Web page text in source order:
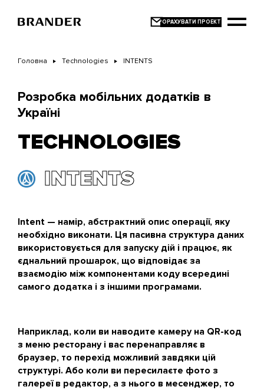
основного
Головна Technologies INTENTS
Розробка мобільних додатків в
Україні
TECHNOLOGIES
INTENTS
Intent — намір, абстрактний опис операції, яку
необхідно виконати. Ця пасивна структура даних
використовується для запуску дій і працює, як
єднальний прошарок, що відповідає за
взаємодію між компонентами коду всередині
самого додатка і з іншими програмами.
Наприклад, коли ви наводите камеру на QR-код
з меню ресторану і вас перенаправляє в
браузер, то перехід можливий завдяки цій
структурі. Або коли ви пересилаєте фото з
галереї в редактор, а з нього в месенджер, то